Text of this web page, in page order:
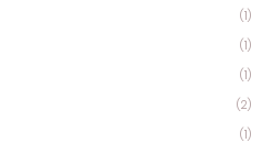
(1)
(1)
(1)
(2)
(1)